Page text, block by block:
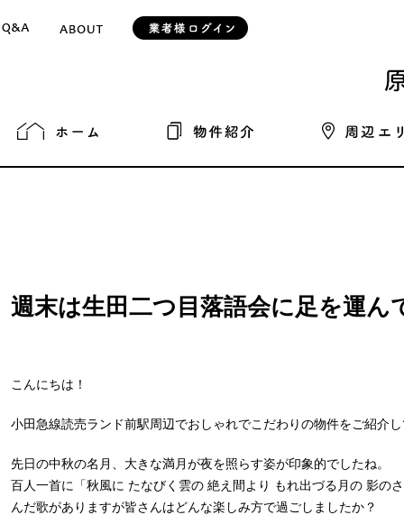
週末は生田二つ目落語会に足を運ん
こんにちは！
小田急線読売ランド前駅周辺でおしゃれでこだわりの物件をご紹介
先日の中秋の名月、大きな満月が夜を照らす姿が印象的でしたね。
百人一首に「秋風に たなびく雲の 絶え間より もれ出づる月の 影の
んだ歌がありますが皆さんはどんな楽しみ方で過ごしましたか？